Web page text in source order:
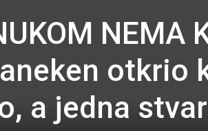
NEMA
otkrio
a jedna